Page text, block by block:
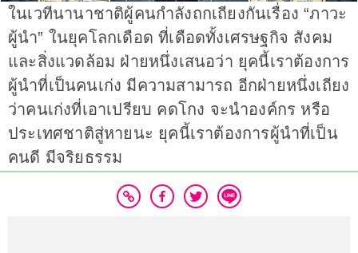
ในเวทีนานาชาติผู้คนกำลังถกเถียงกันเรื่อง “ภาวะ
ผู้นำ” ในยุคโลกเดือด ที่เดือดทั้งเศรษฐกิจ สังคม
และสิ่งแวดล้อม ฝ่ายหนึ่งเสนอว่า ยุคนี้เราต้องการ
ผู้นำที่เป็นคนเก่ง มีความสามารถ อีกฝ่ายหนึ่งเถียง
ว่าคนเก่งที่เอาเปรียบ คดโกง จะนำองค์กร หรือ
ประเทศชาติสู่หายนะ ยุคนี้เราต้องการผู้นำที่เป็น
คนดี มีจริยธรรม